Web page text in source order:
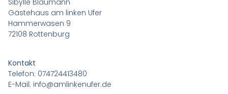
Sibylle Blaumann
Gästehaus am linken Ufer
Hammerwasen 9
72108 Rottenburg
Kontakt
Telefon: 074724413480
E-Mail: info@amlinkenufer.de